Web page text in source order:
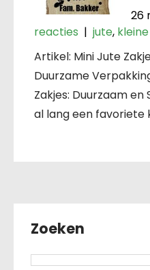
26
reacties | jute, kleine
Artikel: Mini Jute
Duurzame
Zakjes: Duurzaam en
al lang een favoriete
Zoeken